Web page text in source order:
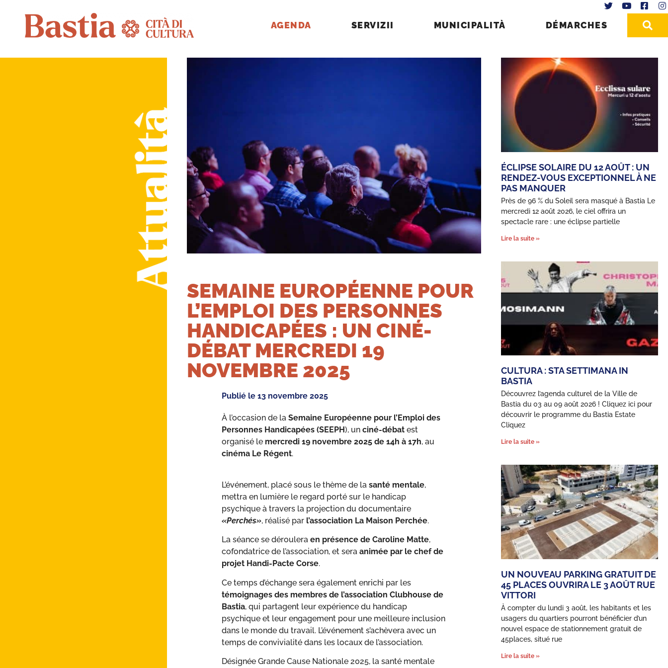
AGENDA SERVIZII MUNICIPALITÀ DÉMARCHES
SEMAINE EUROPÉENNE POUR
L’EMPLOI DES PERSONNES
HANDICAPÉES : UN CINÉ-
DÉBAT MERCREDI 19
NOVEMBRE 2025
Publié le 13 novembre 2025
À l’occasion de la Semaine Européenne pour l’Emploi des
Personnes Handicapées (SEEPH), un ciné-débat est
organisé le mercredi 19 novembre 2025 de 14h à 17h, au
cinéma Le Régent.
L’événement, placé sous le thème de la santé mentale,
mettra en lumière le regard porté sur le handicap
psychique à travers la projection du documentaire
«Perchés», réalisé par l’association La Maison Perchée.
La séance se déroulera en présence de Caroline Matte,
cofondatrice de l’association, et sera animée par le chef de
projet Handi-Pacte Corse.
Ce temps d’échange sera également enrichi par les
témoignages des membres de l’association Clubhouse de
Bastia, qui partagent leur expérience du handicap
psychique et leur engagement pour une meilleure inclusion
dans le monde du travail. L’événement s’achèvera avec un
temps de convivialité dans les locaux de l’association.
Désignée Grande Cause Nationale 2025, la santé mentale
ÉCLIPSE SOLAIRE DU 12 AOÛT : UN
RENDEZ-VOUS EXCEPTIONNEL À NE
PAS MANQUER
Près de 96 % du Soleil sera masqué à Bastia Le
mercredi 12 août 2026, le ciel offrira un
spectacle rare : une éclipse partielle
Lire la suite »
CULTURA : STA SETTIMANA IN
BASTIA
Découvrez l’agenda culturel de la Ville de
Bastia du 03 au 09 août 2026 ! Cliquez ici pour
découvrir le programme du Bastia Estate
Cliquez
Lire la suite »
UN NOUVEAU PARKING GRATUIT DE
45 PLACES OUVRIRA LE 3 AOÛT RUE
VITTORI
À compter du lundi 3 août, les habitants et les
usagers du quartiers pourront bénéficier d’un
nouvel espace de stationnement gratuit de
45places, situé rue
Lire la suite »